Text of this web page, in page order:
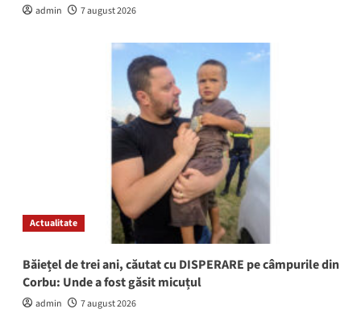
admin 7 august 2026
Actualitate
Băiețel de trei ani, căutat cu DISPERARE pe câmpurile din
Corbu: Unde a fost găsit micuțul
admin 7 august 2026